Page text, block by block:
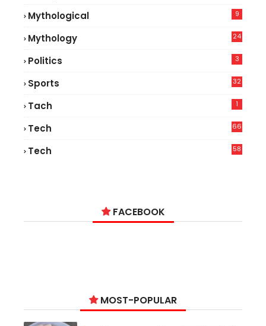
Mythological 9
Mythology 24
Politics 3
Sports 32
Tach 1
Tech
66
Tech
58
FACEBOOK
MOST-POPULAR